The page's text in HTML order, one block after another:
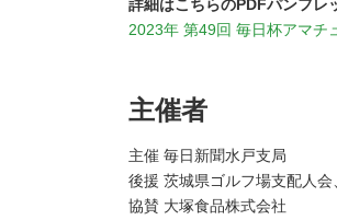
詳細はこちらのPDFパンフレ
2023年 第49回 毎日杯アマチ
主催者
主催 毎日新聞水戸支局
後援 茨城県ゴルフ場支配人
協賛 大塚食品株式会社